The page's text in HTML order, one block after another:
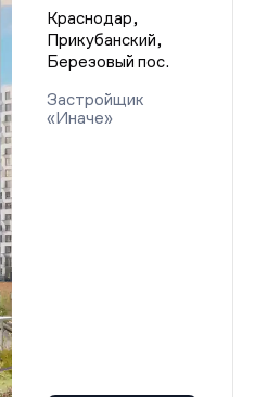
Краснодар,
Прикубанский,
Березовый пос.
Застройщик
«Иначе»